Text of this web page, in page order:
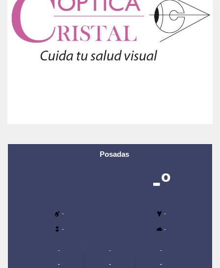
Posadas
-º
- -
- -
-
-
-
-
-
-